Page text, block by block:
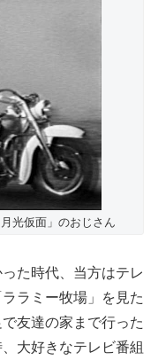
光仮面」のおじさん
た時代、当方はテレ
ラミー牧場」を見た
友達の家まで行った
大好きなテレビ番組